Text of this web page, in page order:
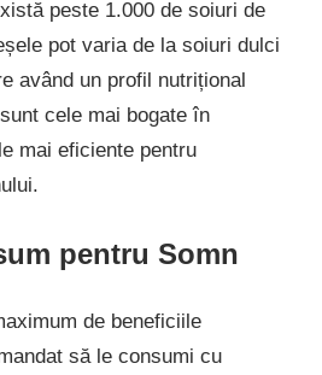
peste 1.000 de soiuri de
pot varia de la soiuri dulci
având un profil nutrițional
cele mai bogate în
mai eficiente pentru
pentru Somn
de beneficiile
să le consumi cu